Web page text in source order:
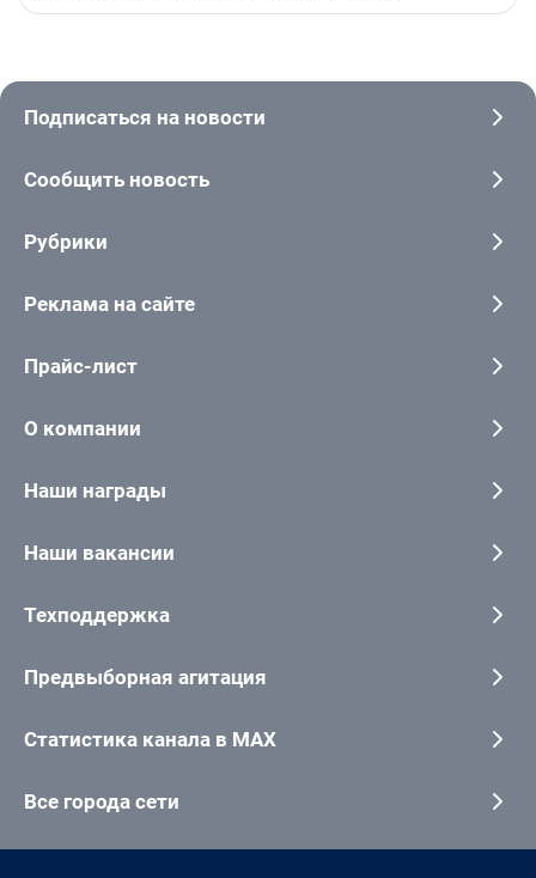
Подписаться на новости
Сообщить новость
Рубрики
Реклама на сайте
Прайс-лист
О компании
Наши награды
Наши вакансии
Техподдержка
Предвыборная агитация
Статистика канала в MAX
Все города сети